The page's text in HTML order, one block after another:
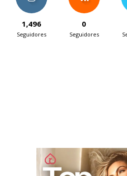
1,496
Seguidores
0
Seguidores